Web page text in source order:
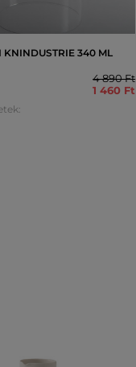
KNINDUSTRIE 340 ML
4 890 Ft
1 460 Ft